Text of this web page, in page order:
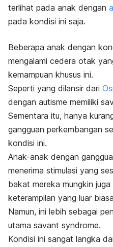
terlihat pada anak dengan
pada kondisi ini saja.
Beberapa anak dengan
mengalami cedera otak
kemampuan khusus ini.
Seperti yang dilansir dari
dengan autisme memiliki
Sementara itu, hanya
gangguan perkembangan
kondisi ini.
Anak-anak dengan
menerima stimulasi yang
bakat mereka mungkin
keterampilan yang luar
Namun, ini lebih sebagai
utama savant syndrome.
Kondisi ini sangat langka